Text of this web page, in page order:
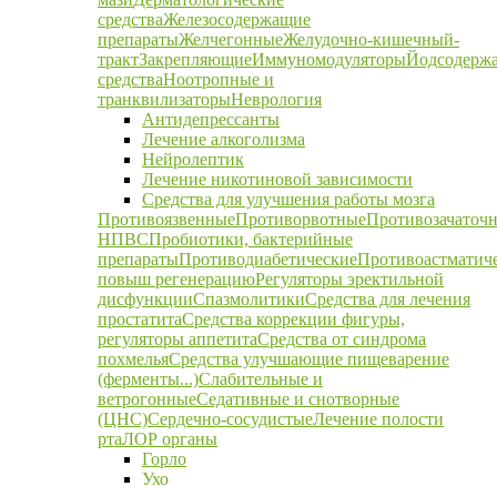
средстваЖелезосодержащие
препаратыЖелчегонныеЖелудочно-кишечный-
трактЗакрепляющиеИммуномодуляторы
средстваНоотропные и
транквилизаторыНеврология
Антидепрессанты
Лечение алкоголизма
Нейролептик
Лечение никотиновой зависимости
Средства для улучшения работы мозга
ПротивоязвенныеПротиворвотные
НПВСПробиотики, бактерийные
препаратыПротиводиабетические
повыш регенерациюРегуляторы эректильной
дисфункцииСпазмолитикиСредства для лечения
простатитаСредства коррекции фигуры,
регуляторы аппетитаСредства от синдрома
похмельяСредства улучшающие пищеварение
(ферменты...)Слабительные и
ветрогонныеСедативные и снотворные
(ЦНС)Сердечно-сосудистыеЛечение полости
ртаЛОР органы
Горло
Ухо